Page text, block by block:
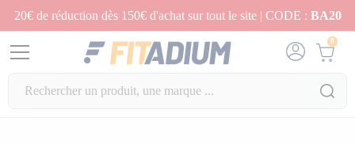
20€ de réduction dès 150€ d'achat sur tout le site | CODE : BA20
0